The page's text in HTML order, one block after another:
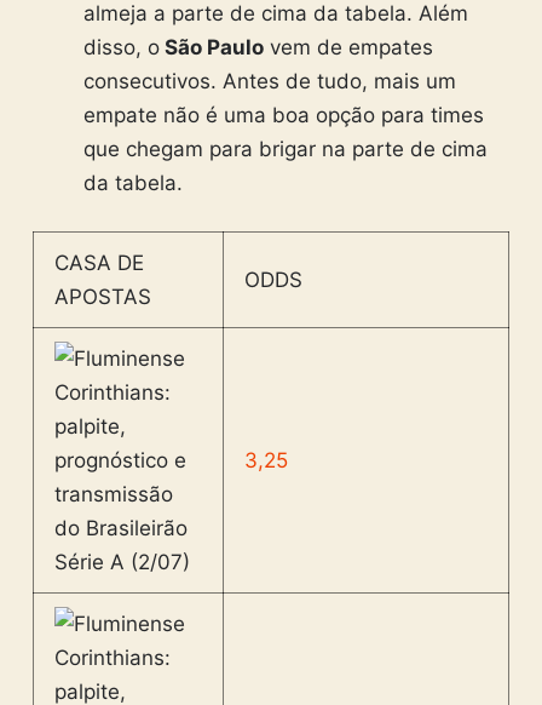
almeja a parte de cima da tabela. Além
disso, o São Paulo vem de empates
consecutivos. Antes de tudo, mais um
empate não é uma boa opção para times
que chegam para brigar na parte de cima
da tabela.
CASA DE
APOSTAS
ODDS
3,25